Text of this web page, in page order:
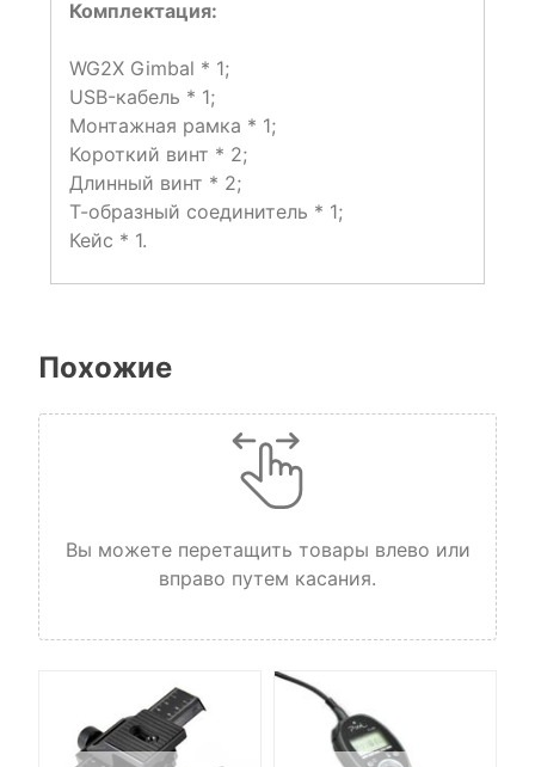
Комплектация:
WG2X Gimbal * 1;
USB-кабель * 1;
Монтажная рамка * 1;
Короткий винт * 2;
Длинный винт * 2;
Т-образный соединитель * 1;
Кейс * 1.
Похожие
Вы можете перетащить товары влево или
вправо путем касания.